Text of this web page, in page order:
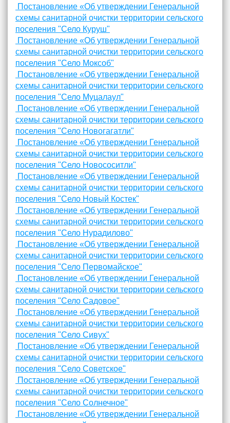
Постановление «Об утверждении Генеральной
схемы санитарной очистки территории сельского
поселения "Село Куруш"
Постановление «Об утверждении Генеральной
схемы санитарной очистки территории сельского
поселения "Село Моксоб"
Постановление «Об утверждении Генеральной
схемы санитарной очистки территории сельского
поселения "Село Муцалаул"
Постановление «Об утверждении Генеральной
схемы санитарной очистки территории сельского
поселения "Село Новогагатли"
Постановление «Об утверждении Генеральной
схемы санитарной очистки территории сельского
поселения "Село Новососитли"
Постановление «Об утверждении Генеральной
схемы санитарной очистки территории сельского
поселения "Село Новый Костек"
Постановление «Об утверждении Генеральной
схемы санитарной очистки территории сельского
поселения "Село Нурадилово"
Постановление «Об утверждении Генеральной
схемы санитарной очистки территории сельского
поселения "Село Первомайское"
Постановление «Об утверждении Генеральной
схемы санитарной очистки территории сельского
поселения "Село Садовое"
Постановление «Об утверждении Генеральной
схемы санитарной очистки территории сельского
поселения "Село Сивух"
Постановление «Об утверждении Генеральной
схемы санитарной очистки территории сельского
поселения "Село Советское"
Постановление «Об утверждении Генеральной
схемы санитарной очистки территории сельского
поселения "Село Солнечное"
Постановление «Об утверждении Генеральной